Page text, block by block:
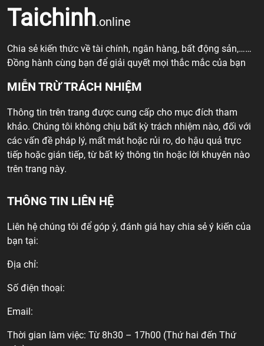
Taichinh.online
Chia sẻ kiến thức về tài chính, ngân hàng, bất động sản,……
Đồng hành cùng bạn để giải quyết mọi thắc mắc của bạn
MIỄN TRỪ TRÁCH NHIỆM
Thông tin trên trang được cung cấp cho mục đích tham
khảo. Chúng tôi không chịu bất kỳ trách nhiệm nào, đối với
các vấn đề pháp lý, mất mát hoặc rủi ro, do hậu quả trực
tiếp hoặc gián tiếp, từ bất kỳ thông tin hoặc lời khuyên nào
trên trang này.
THÔNG TIN LIÊN HỆ
Liên hệ chúng tôi để góp ý, đánh giá hay chia sẻ ý kiến của
bạn tại:
Địa chỉ:
Số điện thoại:
Email:
Thời gian làm việc: Từ 8h30 – 17h00 (Thứ hai đến Thứ